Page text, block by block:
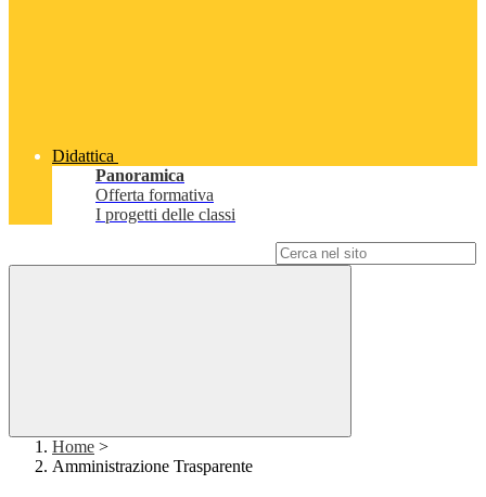
Didattica
Panoramica
Offerta formativa
I progetti delle classi
Home >
Amministrazione Trasparente